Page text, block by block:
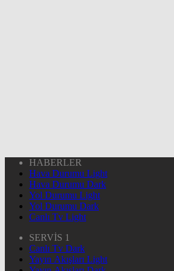
HABERLER
Hava Durumu Light
Hava Durumu Dark
Yol Durumu Light
Yol Durumu Dark
Canlı Tv Light
SERVİS 1
Canlı Tv Dark
Yayın Akışları Light